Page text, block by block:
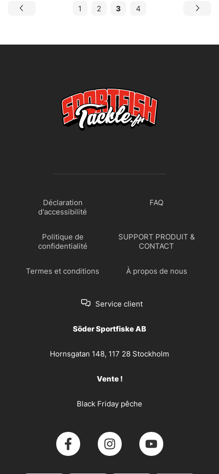
1 2 3 4
Déclaration
d'accessibilité
FAQ
Politique de
confidentialité
SUPPORT PRODUIT &
CONTACT
Termes et conditions À propos de nous
Service client
Söder Sportfiske AB
Hornsgatan 148, 117 28 Stockholm
Vente !
Black Friday pêche